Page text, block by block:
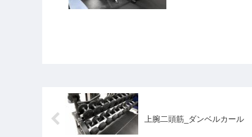
上腕二頭筋_ダンベルカール